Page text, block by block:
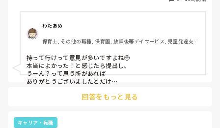
でしょうか？
わたあめ
保育士, その他の職種, 保育園, 放課後等デイサービス, 児童発達支援
持って行けって意見が多いですよね🥺
本当によかった！と感じたら提出し、
うーん？って思う所があれば
ありがとうございましたとだけ
回答をもっと見る
キャリア・転職